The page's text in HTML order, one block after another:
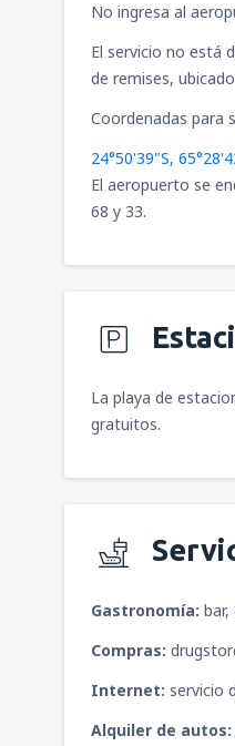
No ingresa al
El servicio no está
de remises,
Coordenadas para
24°50'39"S,
El aeropuerto se
68 y 33.
La playa de
gratuitos.
Gastronomía:
Compras:
Internet: servicio
Alquiler de autos: